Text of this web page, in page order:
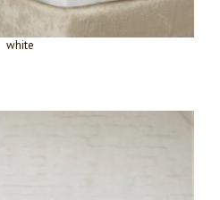
white